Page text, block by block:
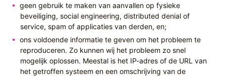
geen gebruik te maken van aanvallen op fysieke
beveiliging, social engineering, distributed denial of
service, spam of applicaties van derden, en;
ons voldoende informatie te geven om het probleem te
reproduceren. Zo kunnen wij het probleem zo snel
mogelijk oplossen. Meestal is het IP-adres of de URL van
het getroffen systeem en een omschrijving van de